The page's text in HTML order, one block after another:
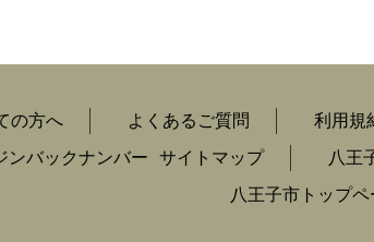
の方へ よくあるご質問 利用規
ンバックナンバー
サイトマップ
八王
八王子市トップペ